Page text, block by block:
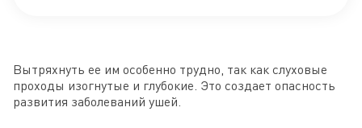
Вытряхнуть ее им особенно трудно, так как слуховые
проходы изогнутые и глубокие. Это создает опасность
развития заболеваний ушей.